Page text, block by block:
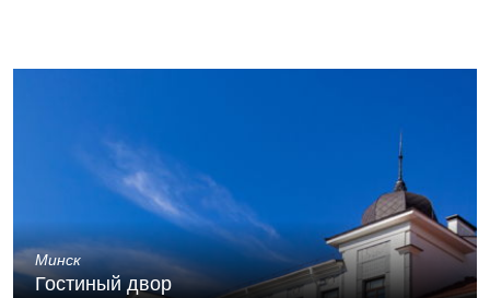
Минск
Гостиный двор